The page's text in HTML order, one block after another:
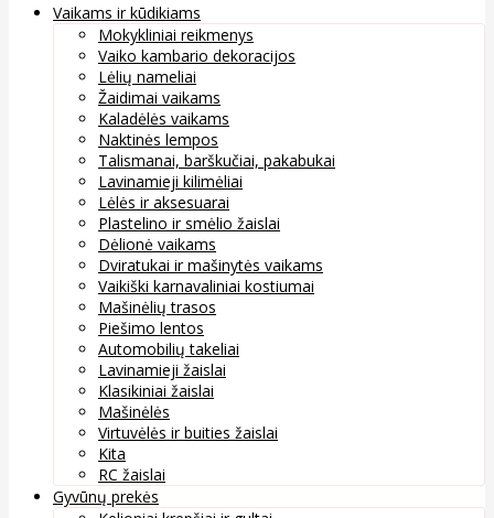
Vaikams ir kūdikiams
Mokykliniai reikmenys
Vaiko kambario dekoracijos
Lėlių nameliai
Žaidimai vaikams
Kaladėlės vaikams
Naktinės lempos
Talismanai, barškučiai, pakabukai
Lavinamieji kilimėliai
Lėlės ir aksesuarai
Plastelino ir smėlio žaislai
Dėlionė vaikams
Dviratukai ir mašinytės vaikams
Vaikiški karnavaliniai kostiumai
Mašinėlių trasos
Piešimo lentos
Automobilių takeliai
Lavinamieji žaislai
Klasikiniai žaislai
Mašinėlės
Virtuvėlės ir buities žaislai
Kita
RC žaislai
Gyvūnų prekės